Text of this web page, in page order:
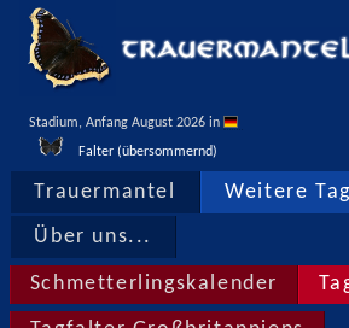
Stadium, Anfang August 2026 in
Falter (übersommernd)
Trauermantel Weitere
Über uns...
Schmetterlingskalender